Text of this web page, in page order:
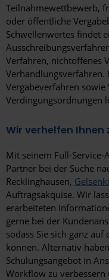
Teilnahmewettbewerb,
oder öffentliche
Schwellenwertes findet
Verfahren, nichtoffenes
Verhandlungsverfahren.
Vergabeverfahren
Verdingungsordnungen
Wir verhelfen
Mit seinem Full-
Partner bei der Suche
Recklinghausen,
Auftragsakquise. Wir
erarbeiteten
gerne bei der
sodass Sie sich ganz
können. Alternativ
Schulungsangebot in
Workflow zu